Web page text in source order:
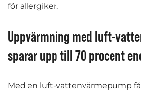
för allergiker.
Uppvärmning med luft-
sparar upp till 70 procent
Med en luft-vattenvärmepump